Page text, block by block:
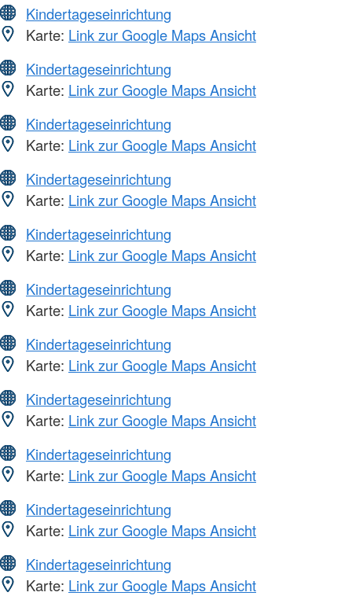
Kindertageseinrichtung
Karte: Link zur Google Maps Ansicht
Kindertageseinrichtung
Karte: Link zur Google Maps Ansicht
Kindertageseinrichtung
Karte: Link zur Google Maps Ansicht
Kindertageseinrichtung
Karte: Link zur Google Maps Ansicht
Kindertageseinrichtung
Karte: Link zur Google Maps Ansicht
Kindertageseinrichtung
Karte: Link zur Google Maps Ansicht
Kindertageseinrichtung
Karte: Link zur Google Maps Ansicht
Kindertageseinrichtung
Karte: Link zur Google Maps Ansicht
Kindertageseinrichtung
Karte: Link zur Google Maps Ansicht
Kindertageseinrichtung
Karte: Link zur Google Maps Ansicht
Kindertageseinrichtung
Karte: Link zur Google Maps Ansicht